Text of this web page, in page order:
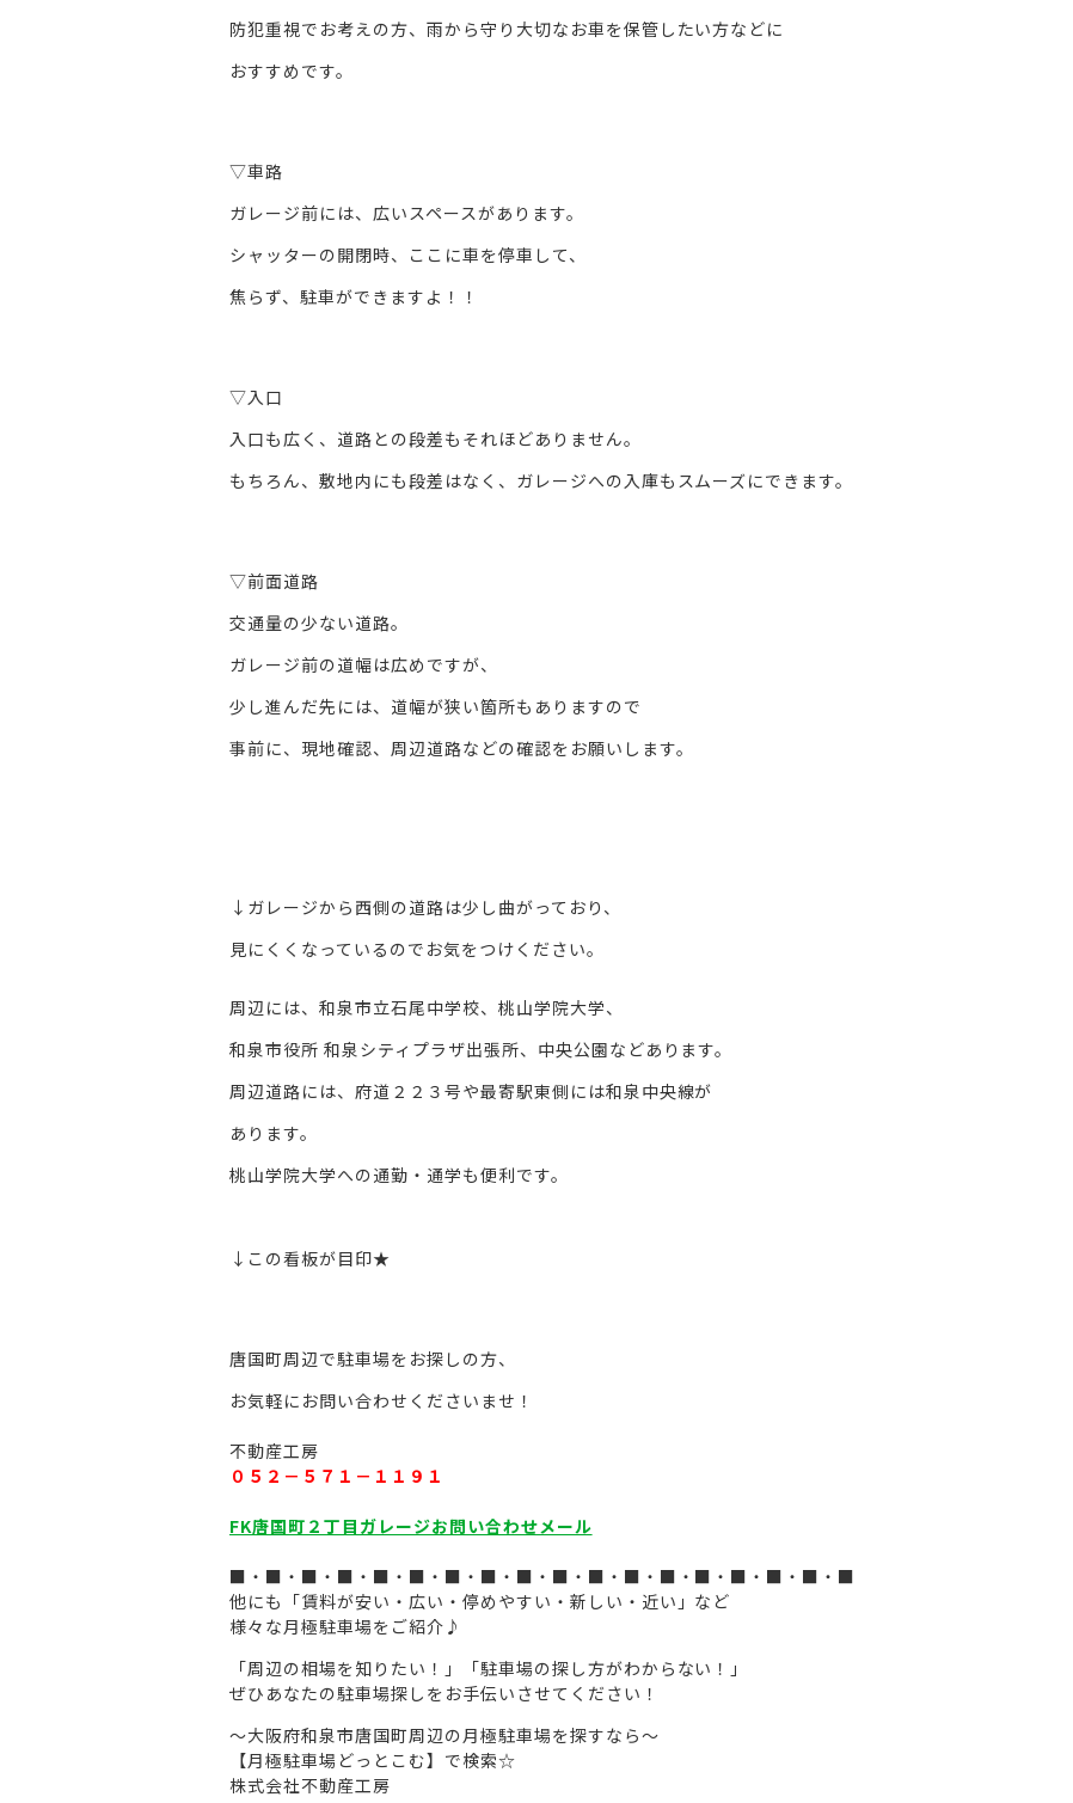
防犯重視でお考えの方、雨から守り大切なお車を保管したい方などに
おすすめです。
▽車路
ガレージ前には、広いスペースがあります。
シャッターの開閉時、ここに車を停車して、
焦らず、駐車ができますよ！！
▽入口
入口も広く、道路との段差もそれほどありません。
もちろん、敷地内にも段差はなく、ガレージへの入庫もスムーズにできます。
▽前面道路
交通量の少ない道路。
ガレージ前の道幅は広めですが、
少し進んだ先には、道幅が狭い箇所もありますので
事前に、現地確認、周辺道路などの確認をお願いします。
↓ガレージから西側の道路は少し曲がっており、
見にくくなっているのでお気をつけください。
周辺には、和泉市立石尾中学校、桃山学院大学、
和泉市役所 和泉シティプラザ出張所、中央公園などあります。
周辺道路には、府道２２３号や最寄駅東側には和泉中央線が
あります。
桃山学院大学への通勤・通学も便利です。
↓この看板が目印★
唐国町周辺で駐車場をお探しの方、
お気軽にお問い合わせくださいませ！
不動産工房
０５２－５７１－１１９１
FK唐国町２丁目ガレージお問い合わせメール
■・■・■・■・■・■・■・■・■・■・■・■・■・■・■・■・■・■
他にも「賃料が安い・広い・停めやすい・新しい・近い」など
様々な月極駐車場をご紹介♪
「周辺の相場を知りたい！」「駐車場の探し方がわからない！」
ぜひあなたの駐車場探しをお手伝いさせてください！
～大阪府和泉市唐国町周辺の月極駐車場を探すなら～
【月極駐車場どっとこむ】で検索☆
株式会社不動産工房